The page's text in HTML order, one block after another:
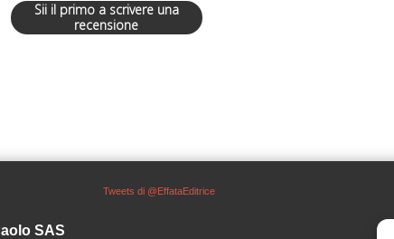
Sii il primo a scrivere una
recensione
SAS
Tweets di @EffataEditrice